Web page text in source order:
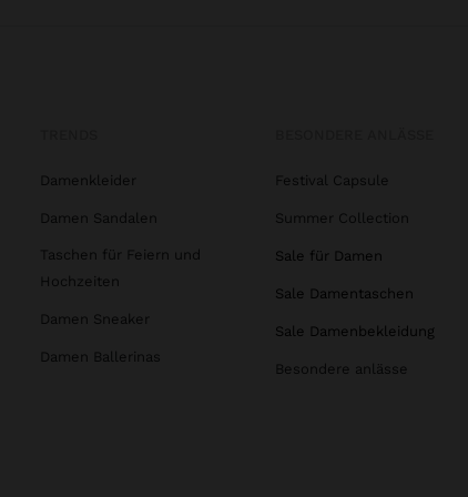
Damenkleider
Damen Sandalen
Taschen für Feiern und
Hochzeiten
Damen Sneaker
Damen Ballerinas
Festival Capsule
Summer Collection
Sale für Damen
Sale Damentaschen
Sale Damenbekleidung
Besondere anlässe